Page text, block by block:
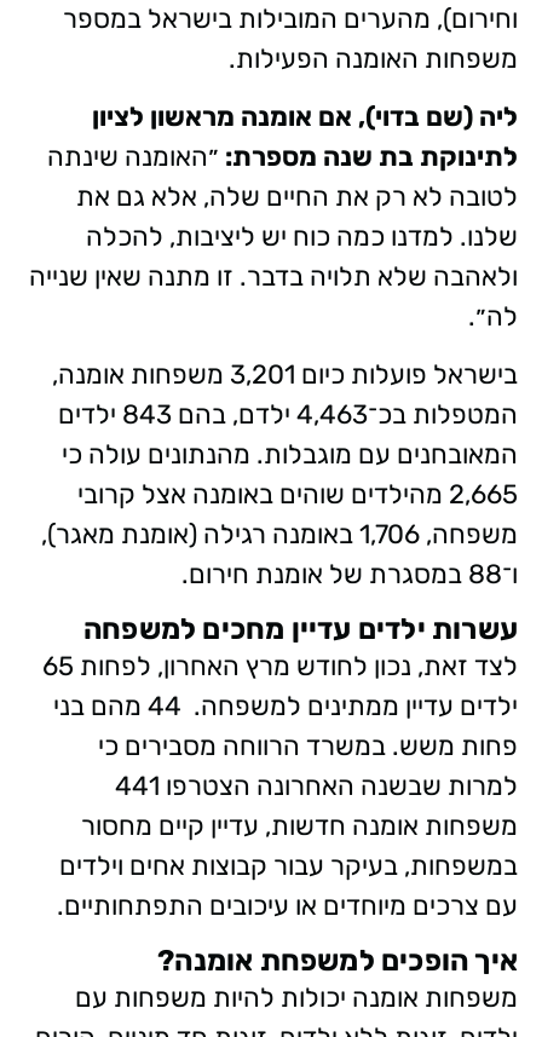
וחירום), מהערים המובילות בישראל במספר
משפחות האומנה הפעילות.
ליה (שם בדוי), אם אומנה מראשון לציון
לתינוקת בת שנה מספרת: ״האומנה שינתה
לטובה לא רק את החיים שלה, אלא גם את
שלנו. למדנו כמה כוח יש ליציבות, להכלה
ולאהבה שלא תלויה בדבר. זו מתנה שאין שנייה
לה״.
בישראל פועלות כיום 3,201 משפחות אומנה,
המטפלות בכ־4,463 ילדם, בהם 843 ילדים
המאובחנים עם מוגבלות. מהנתונים עולה כי
2,665 מהילדים שוהים באומנה אצל קרובי
משפחה, 1,706 באומנה רגילה (אומנת מאגר),
ו־88 במסגרת של אומנת חירום.
עשרות ילדים עדיין מחכים למשפחה
לצד זאת, נכון לחודש מרץ האחרון, לפחות 65
ילדים עדיין ממתינים למשפחה. 44 מהם בני
פחות משש. במשרד הרווחה מסבירים כי
למרות שבשנה האחרונה הצטרפו 441
משפחות אומנה חדשות, עדיין קיים מחסור
במשפחות, בעיקר עבור קבוצות אחים וילדים
עם צרכים מיוחדים או עיכובים התפתחותיים.
איך הופכים למשפחת אומנה?
משפחות אומנה יכולות להיות משפחות עם